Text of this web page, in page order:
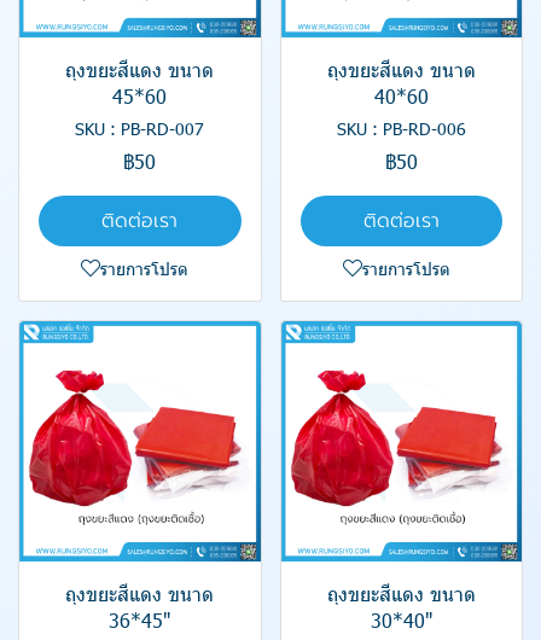
ถุงขยะสีแดง ขนาด
45*60
SKU : PB-RD-007
฿50
ติดต่อเรา
รายการโปรด
ถุงขยะสีแดง ขนาด
40*60
SKU : PB-RD-006
฿50
ติดต่อเรา
รายการโปรด
ถุงขยะสีแดง ขนาด
36*45"
ถุงขยะสีแดง ขนาด
30*40"